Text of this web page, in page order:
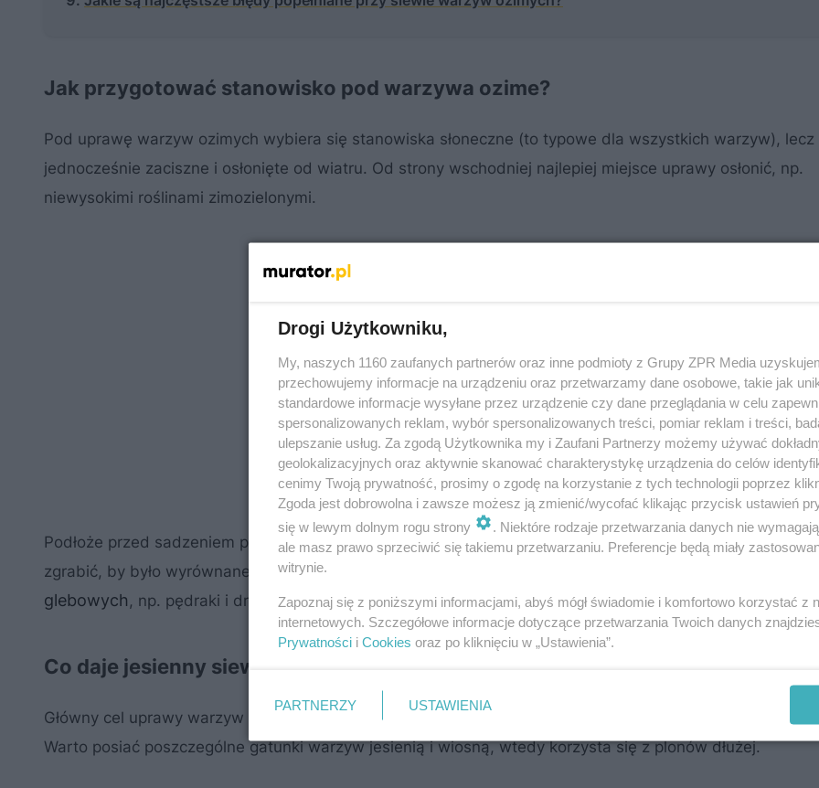
Jak przygotować stanowisko pod warzywa ozime?
Pod uprawę warzyw ozimych wybiera się stanowiska słoneczne (to typowe dla wszystkich warzyw), lecz
jednocześnie zaciszne i osłonięte od wiatru. Od strony wschodniej najlepiej miejsce uprawy osłonić, np.
niewysokimi roślinami zimozielonymi.
Podłoże przed sadzeniem przygotowuje się standardowo: należy je przekopać (np. glebogryzarką), a
zgrabić, by było wyrównane. Takie działanie ma dodatkowe zalety: w ten sposób zwalcza się część
glebowych , np. pędraki i drutowce.
Co daje jesienny siew warzyw ozimych?
Główny cel uprawy warzyw ozimych ozimych: siew przed zimą średnio przyspiesza się plonowanie o 2-3
Warto posiać poszczególne gatunki warzyw jesienią i wiosną, wtedy korzysta się z plonów dłużej.
Drogi Użytkowniku,
My, naszych 1160 zaufanych partnerów oraz inne podmioty z Grupy ZPR Media
przechowujemy informacje na urządzeniu oraz przetwarzamy dane osobowe, takie jak
standardowe informacje wysyłane przez urządzenie czy dane przeglądania w celu
spersonalizowanych reklam, wybór spersonalizowanych treści, pomiar reklam i treści,
ulepszanie usług. Za zgodą Użytkownika my i Zaufani Partnerzy możemy używać
geolokalizacyjnych oraz aktywnie skanować charakterystykę urządzenia do celów
cenimy Twoją prywatność, prosimy o zgodę na korzystanie z tych technologii poprzez
Zgoda jest dobrowolna i zawsze możesz ją zmienić/wycofać klikając przycisk ustawień
się w lewym dolnym rogu strony
. Niektóre rodzaje przetwarzania danych nie
ale masz prawo sprzeciwić się takiemu przetwarzaniu. Preferencje będą miały
witrynie.
Zapoznaj się z poniższymi informacjami, abyś mógł świadomie i komfortowo korzystać z
internetowych. Szczegółowe informacje dotyczące przetwarzania Twoich danych
Prywatności i Cookies oraz po kliknięciu w „Ustawienia”.
PARTNERZY USTAWIENIA